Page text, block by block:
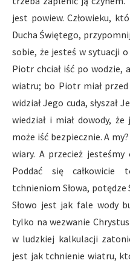
jest powiew. Człowieku,
Ducha Świętego,
sobie, że jesteś w sytuacji
Piotr chciał iść po wodzie,
wiatru; bo Piotr miał
widział Jego cuda, słyszał
wiedział i miał dowody,
może iść bezpiecznie. A
wiary. A przecież jesteśmy
Poddać się całkowicie
tchnieniom Słowa, potędze
Słowo jest jak fale wody
tylko na wezwanie
w ludzkiej kalkulacji
jest jak tchnienie wiatru,